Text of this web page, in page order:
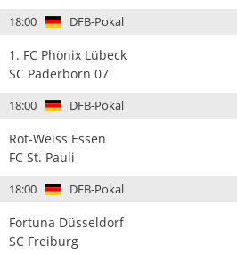
18:00 DFB-Pokal
1. FC Phönix Lübeck
SC Paderborn 07
18:00 DFB-Pokal
Rot-Weiss Essen
FC St. Pauli
18:00 DFB-Pokal
Fortuna Düsseldorf
SC Freiburg